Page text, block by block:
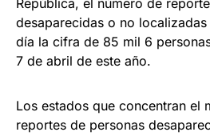
República, el número de
desaparecidas o no
día la cifra de 85 mil 6
7 de abril de este año.
Los estados que concentran el
reportes de personas